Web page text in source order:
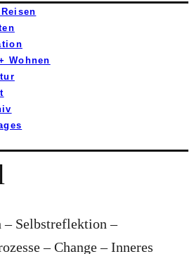
Wohnen
– Selbstreflektion –
– Change – Inneres